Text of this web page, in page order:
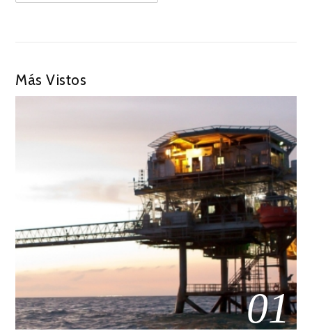
Más Vistos
01